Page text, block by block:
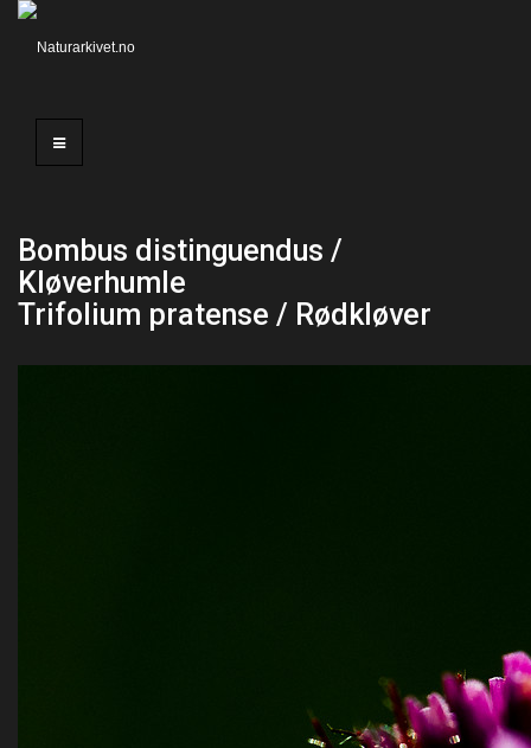
Bombus distinguendus /
Kløverhumle
Trifolium pratense / Rødkløver